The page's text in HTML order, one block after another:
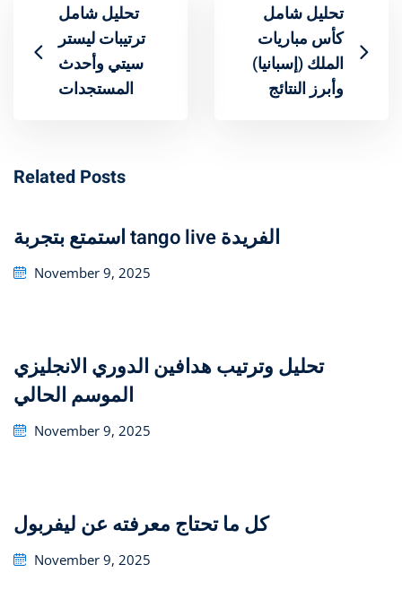
تحليل شامل
ترتيبات ليستر
سيتي وأحدث
المستجدات
تحليل شامل
مباريات ‎كأس
الملك (إسبانيا)
وأبرز النتائج
Related Posts
استمتع بتجربة tango live الفريدة
Posted
November 9, 2025
تحليل وترتيب هدافين الدوري الانجليزي
الموسم الحالي
Posted
November 9, 2025
كل ما تحتاج معرفته عن ليفربول
Posted
November 9, 2025